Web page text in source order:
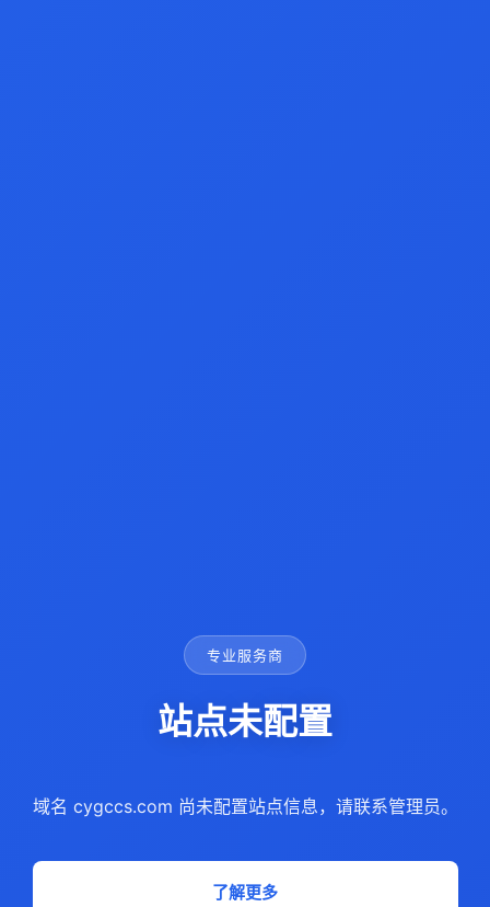
专业服务商
站点未配置
域名 cygccs.com 尚未配置站点信息，请联系管理员。
了解更多